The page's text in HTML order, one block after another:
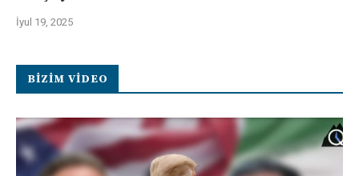
İyul 19, 2025
BIZIM VIDEO